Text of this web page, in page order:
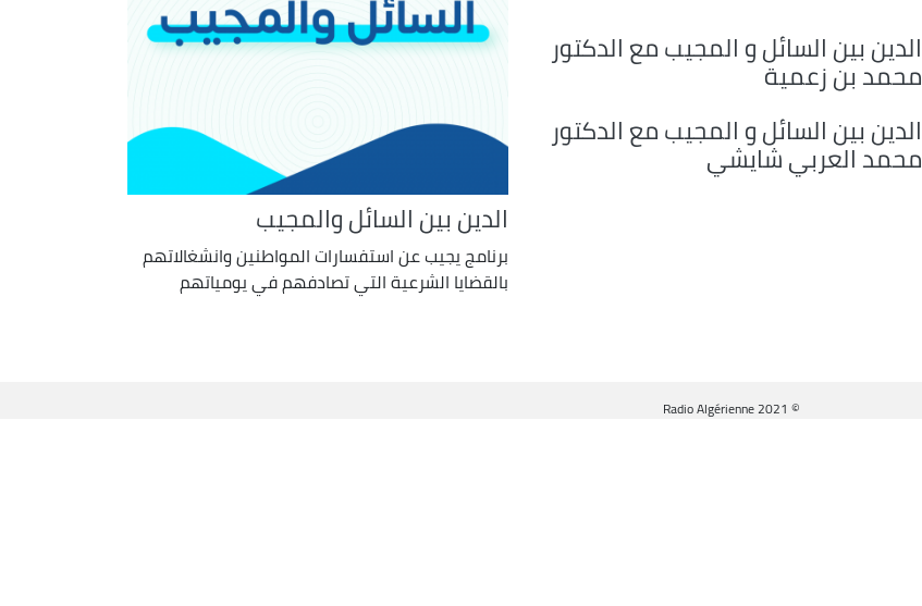
or
الدين بين السائل و المجيب مع الدكتور
محمد بن زعمية
الدين بين السائل و المجيب مع الدكتور
محمد العربي شايشي
الدين بين السائل والمجيب
برنامج يجيب عن استفسارات المواطنين وانشغالاتهم
بالقضايا الشرعية التي تصادفهم في يومياتهم
© Radio Algérienne 2021